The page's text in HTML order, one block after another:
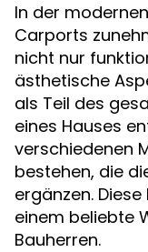
In der
Carports
nicht nur
ästhetische
als Teil des
eines Hauses
verschiedenen
bestehen, die
ergänzen.
einem beliebte
Bauherren.